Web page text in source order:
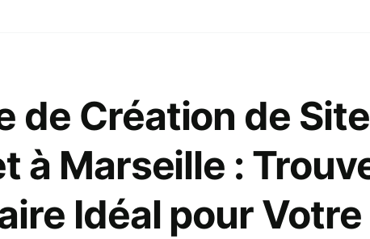
de Création de Site
à Marseille :
Idéal pour Votre